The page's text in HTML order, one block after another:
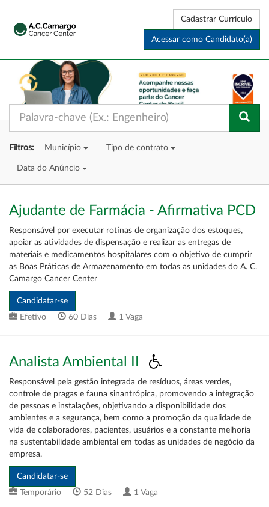
Cadastrar Currículo
Acessar como Candidato(a)
Filtros: Município Tipo de contrato
Data do Anúncio
Ajudante de Farmácia - Afirmativa PCD
Responsável por executar rotinas de organização dos estoques,
apoiar as atividades de dispensação e realizar as entregas de
materiais e medicamentos hospitalares com o objetivo de cumprir
as Boas Práticas de Armazenamento em todas as unidades do A. C.
Camargo Cancer Center
Efetivo 60 Dias 1 Vaga
Analista Ambiental II
Responsável pela gestão integrada de resíduos, áreas verdes,
controle de pragas e fauna sinantrópica, promovendo a integração
de pessoas e instalações, objetivando a disponibilidade dos
ambientes e a segurança, bem como a promoção da qualidade de
vida de colaboradores, pacientes, usuários e a constante melhoria
na sustentabilidade ambiental em todas as unidades de negócio da
empresa.
Temporário 52 Dias 1 Vaga